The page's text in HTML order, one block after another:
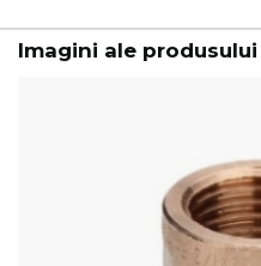
Imagini ale produsului